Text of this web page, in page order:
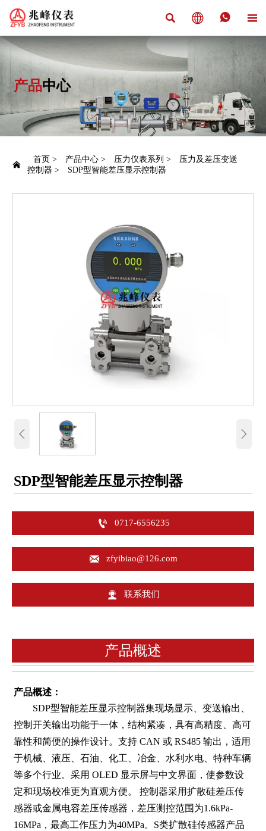
   
产品中心

首页 > 产品中心 > 压力仪表系列 >
压力及差压变送
控制器 > SDP型智能差压显示控制器
 
SDP型智能差压显示控制器
 0717-6556235
 zfyibiao@126.com
 联系我们
产品概述
产品概述：
SDP型智能差压显示控制器集现场显示、变送输出、
控制开关输出功能于一体，结构紧凑，具有高精度、高可
靠性和简便的操作设计。支持 CAN 或 RS485 输出，适用
于机械、液压、石油、化工、冶金、水利水电、特种车辆
等多个行业。采用 OLED 显示屏与中文界面，使参数设
定和现场校准更为直观方便。 控制器采用扩散硅差压传
感器或金属电容差压传感器，差压测控范围为1.6kPa-
16MPa，最高工作压力为40MPa。S类扩散硅传感器产品